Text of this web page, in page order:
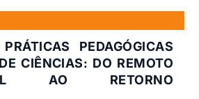
PEDAGÓGICAS
CIÊNCIAS: DO REMOTO
AO RETORNO